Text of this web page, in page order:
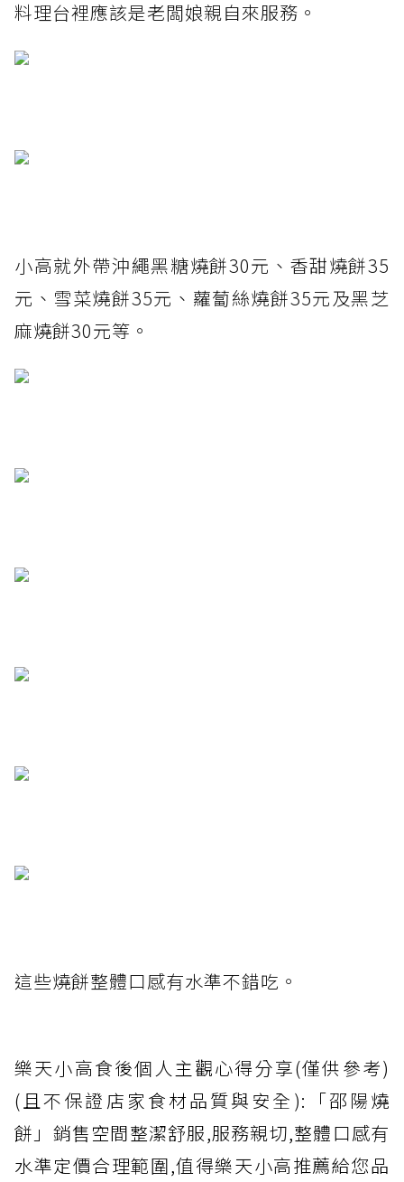
料理台裡應該是老闆娘親自來服務。
小高就外帶沖繩黑糖燒餅30元、香甜燒餅35
元、雪菜燒餅35元、蘿蔔絲燒餅35元及黑芝
麻燒餅30元等。
這些燒餅整體口感有水準不錯吃。
樂天小高食後個人主觀心得分享(僅供參考)
(且不保證店家食材品質與安全):「邵陽燒
餅」銷售空間整潔舒服,服務親切,整體口感有
水準定價合理範圍,值得樂天小高推薦給您品